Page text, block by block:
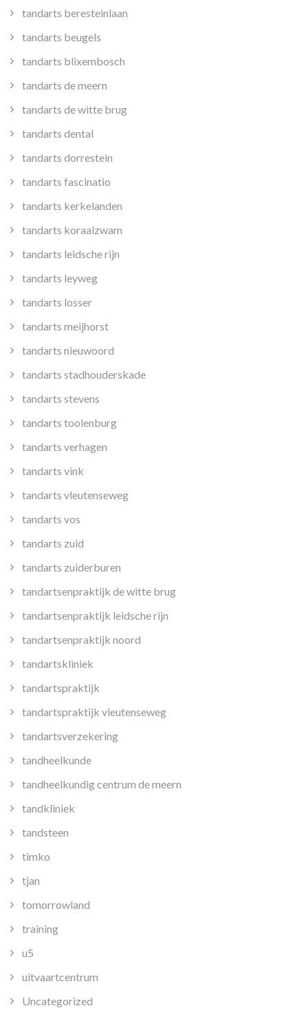
tandarts beresteinlaan
tandarts beugels
tandarts blixembosch
tandarts de meern
tandarts de witte brug
tandarts dental
tandarts dorrestein
tandarts fascinatio
tandarts kerkelanden
tandarts koraalzwam
tandarts leidsche rijn
tandarts leyweg
tandarts losser
tandarts meijhorst
tandarts nieuwoord
tandarts stadhouderskade
tandarts stevens
tandarts toolenburg
tandarts verhagen
tandarts vink
tandarts vleutenseweg
tandarts vos
tandarts zuid
tandarts zuiderburen
tandartsenpraktijk de witte brug
tandartsenpraktijk leidsche rijn
tandartsenpraktijk noord
tandartskliniek
tandartspraktijk
tandartspraktijk vleutenseweg
tandartsverzekering
tandheelkunde
tandheelkundig centrum de meern
tandkliniek
tandsteen
timko
tjan
tomorrowland
training
u5
uitvaartcentrum
Uncategorized